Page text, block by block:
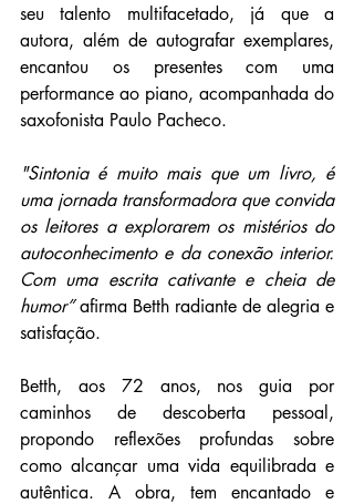
seu talento multifacetado, já que a
autora, além de autografar exemplares,
encantou os presentes com uma
performance ao piano, acompanhada do
saxofonista Paulo Pacheco.
"Sintonia é muito mais que um livro, é
uma jornada transformadora que convida
os leitores a explorarem os mistérios do
autoconhecimento e da conexão interior.
Com uma escrita cativante e cheia de
humor” afirma Betth radiante de alegria e
satisfação.
Betth, aos 72 anos, nos guia por
caminhos de descoberta pessoal,
propondo reflexões profundas sobre
como alcançar uma vida equilibrada e
autêntica. A obra, tem encantado e